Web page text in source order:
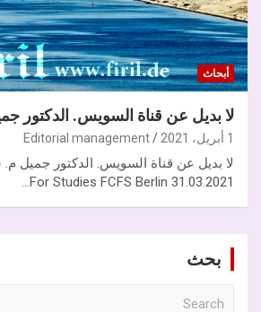
أبحاث
لا بديل عن قناة السويس. الدكتور
1 أبريل، 2021 Editorial management
For Studies FCFS Berlin 31.03.2021…
بحث